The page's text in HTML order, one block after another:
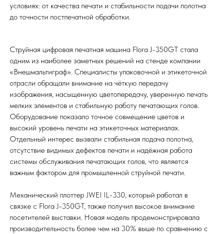
условиях: от качества печати и стабильности подачи полотна
до точности постпечатной обработки.
Струйная цифровая печатная машина Flora J-350GT стала
одним из наиболее заметных решений на стенде компании
«Внешмальтиграф». Специалисты упаковочной и этикеточной
отрасли обращали внимание на чёткую передачу
изображения, насыщенную цветопередачу, уверенную печать
мелких элементов и стабильную работу печатающих голов.
Оборудование показало точное совмещение цветов и
высокий уровень печати на этикеточных материалах.
Отдельный интерес вызвали стабильная подача полотна,
отсутствие видимых дефектов печати и надёжная работа
системы обслуживания печатающих голов, что является
важным фактором для промышленной струйной печати.
Механический плоттер JWEI IL-330, который работал в
связке с Flora J-350GT, также получил высокое внимание
посетителей выставки. Новая модель продемонстрировала
производительность более чем на 30% выше по сравнению с